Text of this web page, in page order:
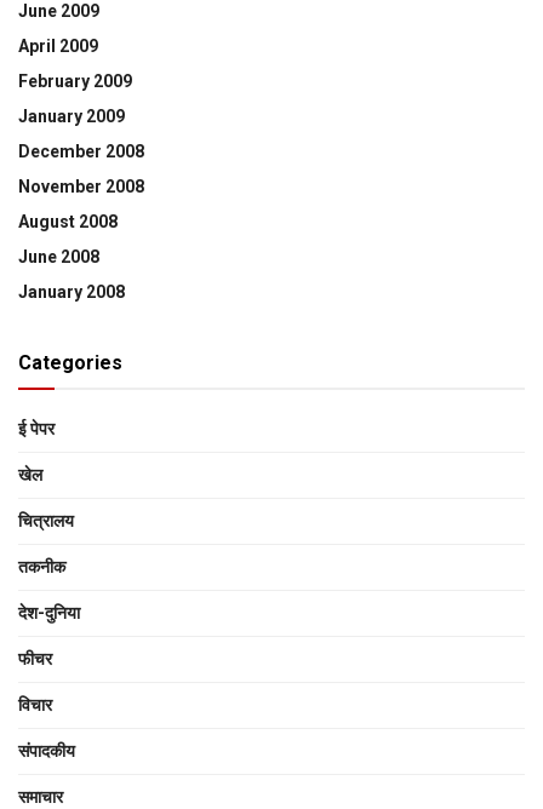
June 2009
April 2009
February 2009
January 2009
December 2008
November 2008
August 2008
June 2008
January 2008
Categories
ई पेपर
खेल
चित्रालय
तकनीक
देश-दुनिया
फीचर
विचार
संपादकीय
समाचार